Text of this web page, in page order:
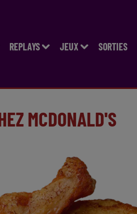
REPLAYS JEUX SORTIES
MCDONALD'S